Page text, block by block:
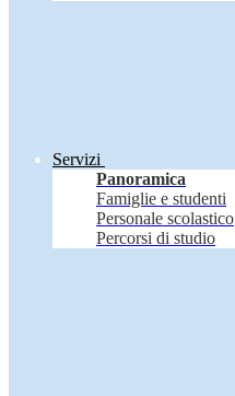
Servizi
Panoramica
Famiglie e studenti
Personale scolastico
Percorsi di studio